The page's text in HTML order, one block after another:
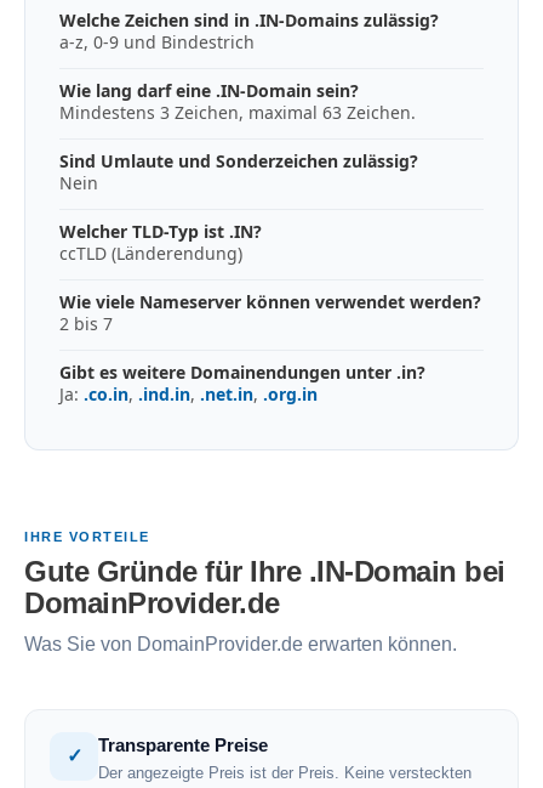
Welche Zeichen sind in .IN-Domains zulässig?
a-z, 0-9 und Bindestrich
Wie lang darf eine .IN-Domain sein?
Mindestens 3 Zeichen, maximal 63 Zeichen.
Sind Umlaute und Sonderzeichen zulässig?
Nein
Welcher TLD-Typ ist .IN?
ccTLD (Länderendung)
Wie viele Nameserver können verwendet werden?
2 bis 7
Gibt es weitere Domainendungen unter .in?
Ja: .co.in, .ind.in, .net.in, .org.in
IHRE VORTEILE
Gute Gründe für Ihre .IN-Domain bei
DomainProvider.de
Was Sie von DomainProvider.de erwarten können.
✓
Transparente Preise
Der angezeigte Preis ist der Preis. Keine versteckten